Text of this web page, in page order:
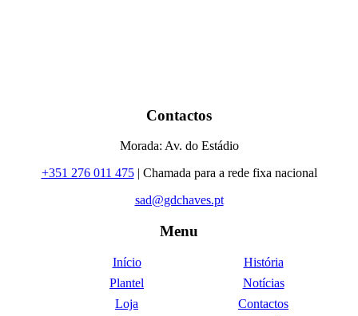
Contactos
Morada: Av. do Estádio
+351 276 011 475| Chamada para a rede fixa nacional
sad@gdchaves.pt
Menu
Início
História
Plantel
Notícias
Loja
Contactos